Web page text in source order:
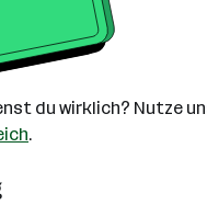
du wirklich? Nutze
.